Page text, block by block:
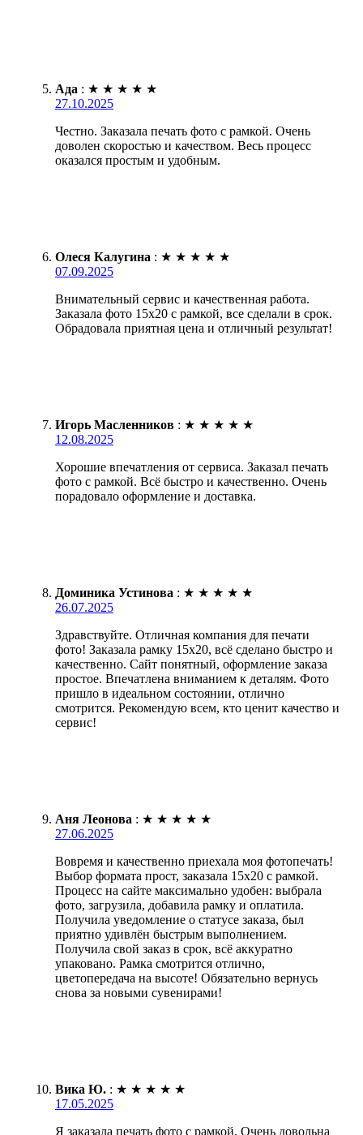
Ада : ★ ★ ★ ★ ★
27.10.2025
Честно. Заказала печать фото с рамкой. Очень
доволен скоростью и качеством. Весь процесс
оказался простым и удобным.
Олеся Калугина : ★ ★ ★ ★ ★
07.09.2025
Внимательный сервис и качественная работа.
Заказала фото 15х20 с рамкой, все сделали в срок.
Обрадовала приятная цена и отличный результат!
Игорь Масленников : ★ ★ ★ ★ ★
12.08.2025
Хорошие впечатления от сервиса. Заказал печать
фото с рамкой. Всё быстро и качественно. Очень
порадовало оформление и доставка.
Доминика Устинова : ★ ★ ★ ★ ★
26.07.2025
Здравствуйте. Отличная компания для печати
фото! Заказала рамку 15х20, всё сделано быстро и
качественно. Сайт понятный, оформление заказа
простое. Впечатлена вниманием к деталям. Фото
пришло в идеальном состоянии, отлично
смотрится. Рекомендую всем, кто ценит качество и
сервис!
Аня Леонова : ★ ★ ★ ★ ★
27.06.2025
Вовремя и качественно приехала моя фотопечать!
Выбор формата прост, заказала 15х20 с рамкой.
Процесс на сайте максимально удобен: выбрала
фото, загрузила, добавила рамку и оплатила.
Получила уведомление о статусе заказа, был
приятно удивлён быстрым выполнением.
Получила свой заказ в срок, всё аккуратно
упаковано. Рамка смотрится отлично,
цветопередача на высоте! Обязательно вернусь
снова за новыми сувенирами!
Вика Ю. : ★ ★ ★ ★ ★
17.05.2025
Я заказала печать фото с рамкой. Очень довольна